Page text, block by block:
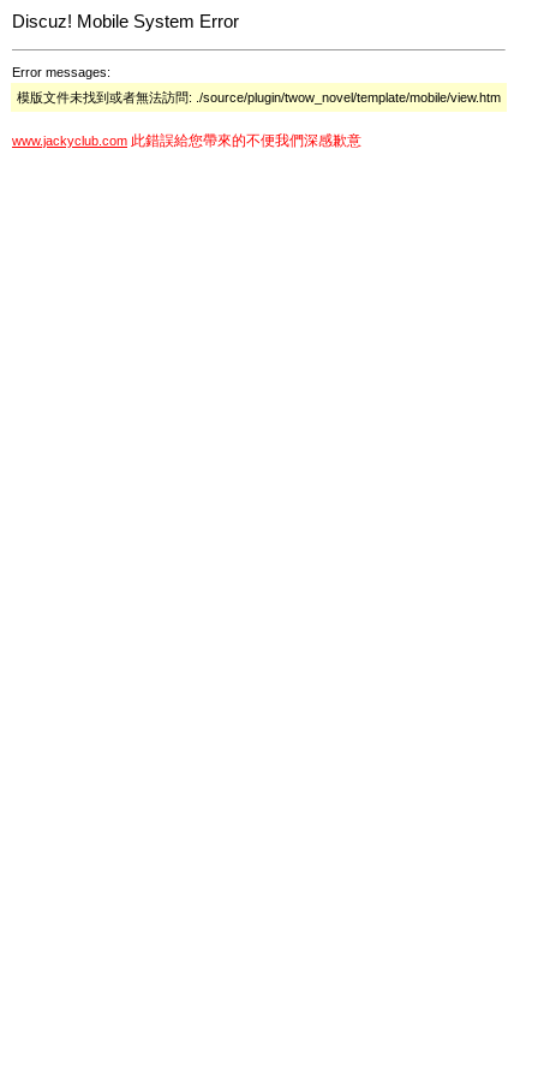
Discuz! Mobile System Error
Error messages:
模版文件未找到或者無法訪問: ./source/plugin/twow_novel/template/mobile/view.htm
www.jackyclub.com 此錯誤給您帶來的不便我們深感歉意